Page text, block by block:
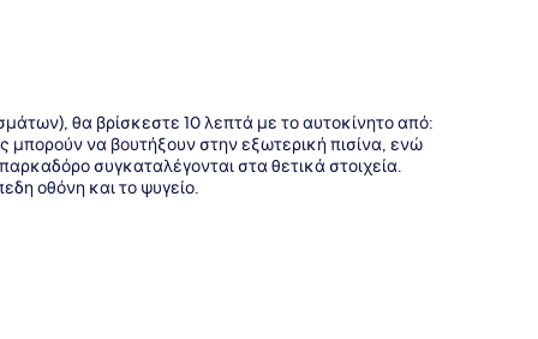
θα βρίσκεστε 10 λεπτά με το αυτοκίνητο από:
μπορούν να βουτήξουν στην εξωτερική πισίνα, ενώ
συγκαταλέγονται στα θετικά στοιχεία.
οθόνη και το ψυγείο.